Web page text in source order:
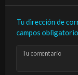
Tu dirección de
campos
Tu comentario